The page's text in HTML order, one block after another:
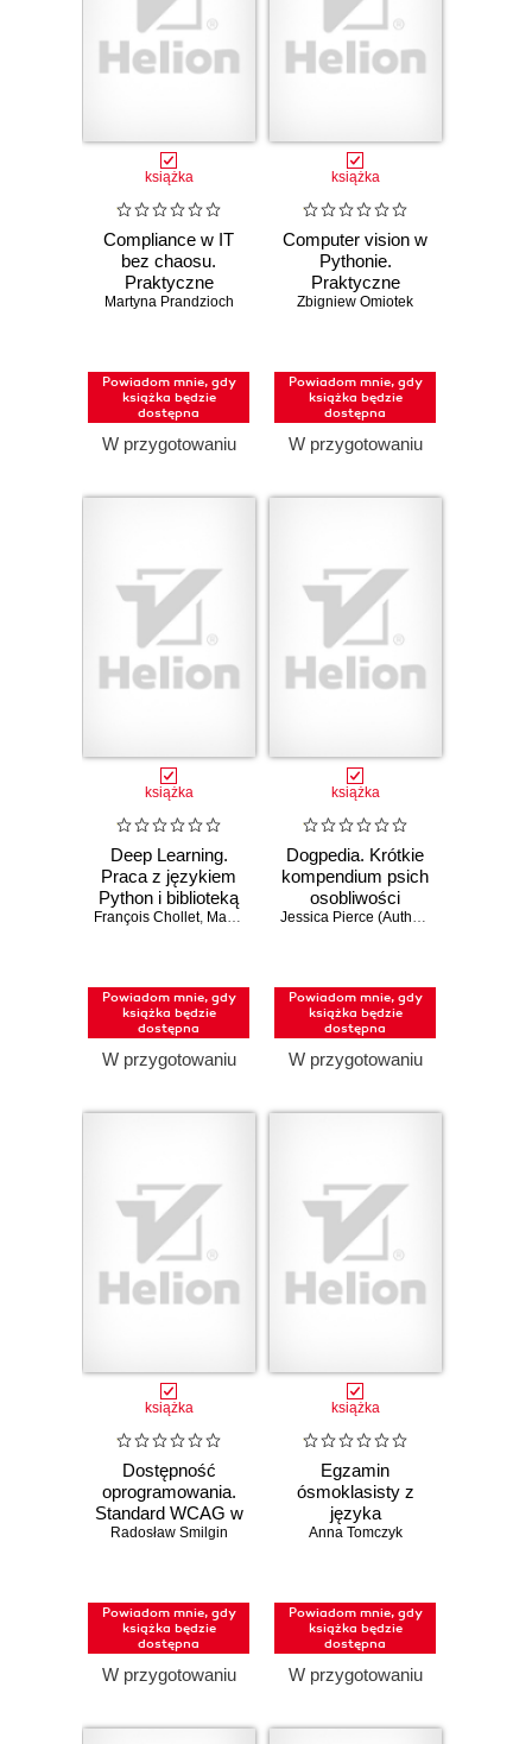
książka
Compliance w IT
bez chaosu.
Praktyczne
podejście do ISO
Martyna Prandzioch
Powiadom mnie, gdy
książka będzie
dostępna
W przygotowaniu
książka
Computer vision w
Pythonie.
Praktyczne
zastosowania
Zbigniew Omiotek
Powiadom mnie, gdy
książka będzie
dostępna
W przygotowaniu
książka
Deep Learning.
Praca z językiem
Python i biblioteką
Keras. Wydanie III
François Chollet, Matthew Watson
Powiadom mnie, gdy
książka będzie
dostępna
W przygotowaniu
książka
Dogpedia. Krótkie
kompendium psich
osobliwości
Jessica Pierce (Author)
Powiadom mnie, gdy
książka będzie
dostępna
W przygotowaniu
książka
Dostępność
oprogramowania.
Standard WCAG w
praktyce
Radosław Smilgin
Powiadom mnie, gdy
książka będzie
dostępna
W przygotowaniu
książka
Egzamin
ósmoklasisty z
języka
angielskiego -
Anna Tomczyk
Powiadom mnie, gdy
książka będzie
dostępna
W przygotowaniu